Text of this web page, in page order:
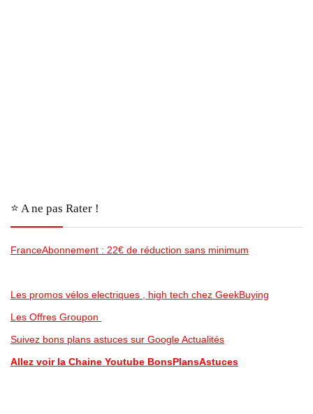
⭐️ A ne pas Rater !
FranceAbonnement : 22€ de réduction sans minimum
Les promos vélos electriques , high tech chez GeekBuying
Les Offres Groupon
Suivez bons plans astuces sur Google Actualités
Allez voir la Chaine Youtube BonsPlansAstuces